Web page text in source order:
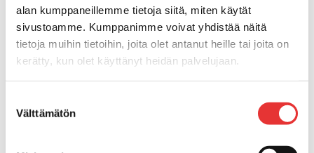
alan kumppaneillemme tietoja siitä, miten käytät
sivustoamme. Kumppanimme voivat yhdistää näitä
tietoja muihin tietoihin, joita olet antanut heille tai joita on
kerätty, kun olet käyttänyt heidän palvelujaan.
valinta
Välttämätön
Reuna-, köli-, törmäyslistat ja kansikate
Törmäyslista
Kansikate
Reuna- ja ikkunalistat
Alumiinilistat